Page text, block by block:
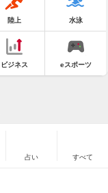
陸上 水泳
ビジネス eスポーツ
占い すべて